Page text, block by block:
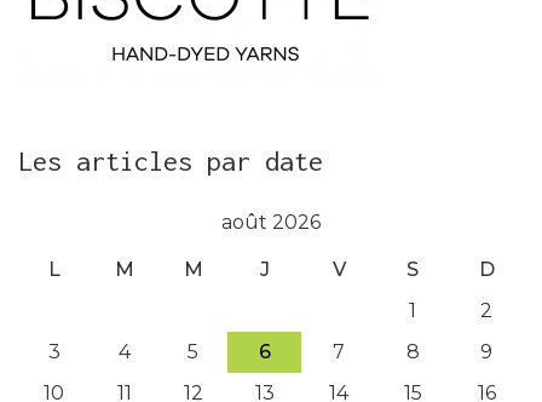
Les articles par date
août 2026
L M M J V S
D
1
2
3
4 5 6 7 8
9
10
11 12 13 14 15
16